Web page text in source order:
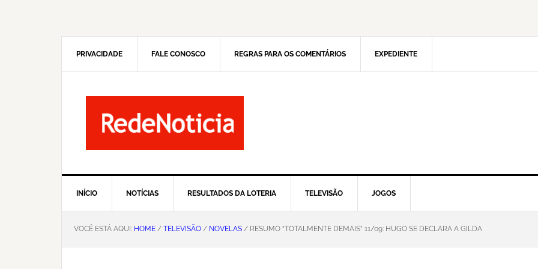
PRIVACIDADE FALE CONOSCO REGRAS PARA OS COMENTÁRIOS EXPEDIENTE
INÍCIO NOTÍCIAS RESULTADOS DA LOTERIA TELEVISÃO JOGOS
VOCÊ ESTÁ AQUI: HOME / TELEVISÃO / NOVELAS / RESUMO “TOTALMENTE DEMAIS” 11/09: HUGO SE DECLARA A GILDA